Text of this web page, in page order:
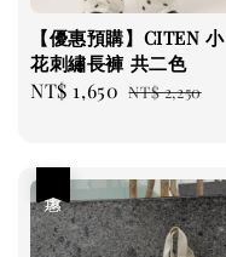
【優惠預購】CITEN 小
花刺繡長褲 共二色
Sale
NT$ 1,650 Regular
NT$ 2,250